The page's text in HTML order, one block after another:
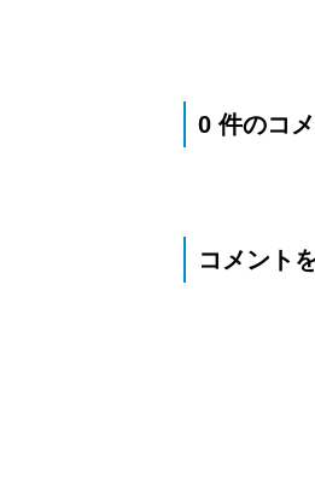
0 件のコ
コメント